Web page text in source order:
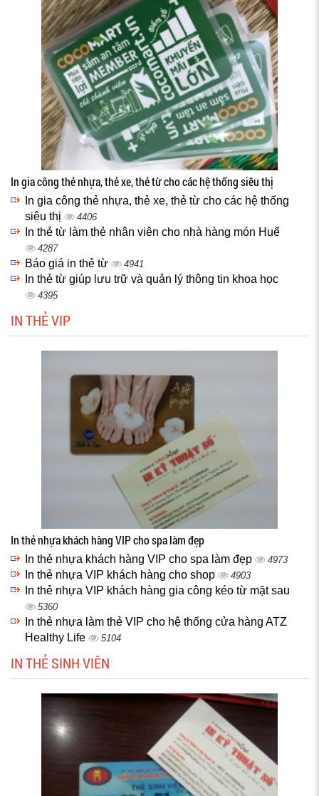
In gia công thẻ nhựa, thẻ xe, thẻ từ cho các hệ thống siêu thị
In gia công thẻ nhựa, thẻ xe, thẻ từ cho các hệ thống
siêu thị
4406
In thẻ từ làm thẻ nhân viên cho nhà hàng món Huế
4287
Báo giá in thẻ từ 4941
In thẻ từ giúp lưu trữ và quản lý thông tin khoa học
4395
IN THẺ VIP
In thẻ nhựa khách hàng VIP cho spa làm đẹp
In thẻ nhựa khách hàng VIP cho spa làm đẹp 4973
In thẻ nhựa VIP khách hàng cho shop 4903
In thẻ nhựa VIP khách hàng gia công kéo từ mặt sau
5360
In thẻ nhựa làm thẻ VIP cho hệ thống cửa hàng ATZ
Healthy Life
5104
IN THẺ SINH VIÊN